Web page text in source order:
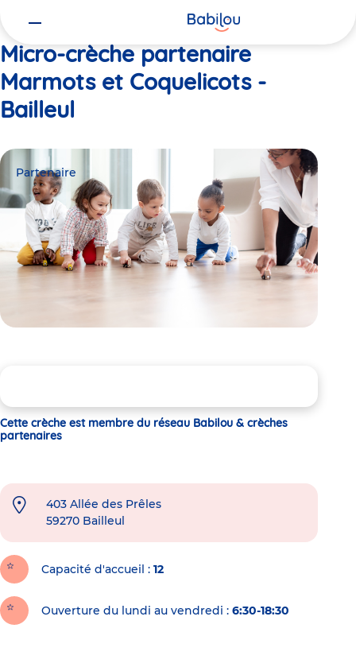
Micro-crèche partenaire
Marmots et Coquelicots -
Bailleul
Partenaire
Cette crèche est membre du réseau Babilou & crèches
partenaires
403 Allée des Prêles
59270 Bailleul
Capacité d'accueil 12
Ouverture du lundi au vendredi : 6:30-18:30